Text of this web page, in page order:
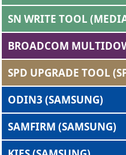
SN WRITE TOOL
BROADCOM
SPD UPGRADE TOOL
ODIN3 (SAMSUNG)
SAMFIRM (SAMSUNG)